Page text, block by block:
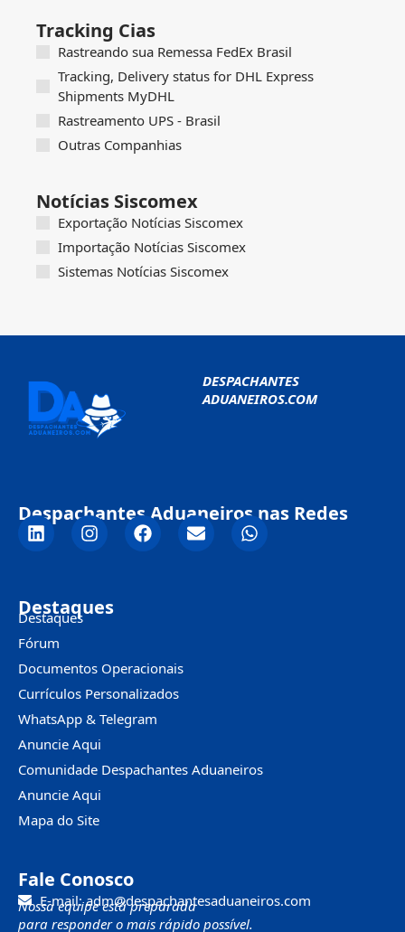
Tracking Cias
Rastreando sua Remessa FedEx Brasil
Tracking, Delivery status for DHL Express
Shipments MyDHL
Rastreamento UPS - Brasil
Outras Companhias
Notícias Siscomex
Exportação Notícias Siscomex
Importação Notícias Siscomex
Sistemas Notícias Siscomex
DESPACHANTES
ADUANEIROS.COM
Despachantes Aduaneiros nas Redes
Destaques
Destaques
Fórum
Documentos Operacionais
Currículos Personalizados
WhatsApp & Telegram
Anuncie Aqui
Comunidade Despachantes Aduaneiros
Anuncie Aqui
Mapa do Site
Fale Conosco
E-mail: adm@despachantesaduaneiros.com
Nossa equipe está preparada
para responder o mais rápido possível.